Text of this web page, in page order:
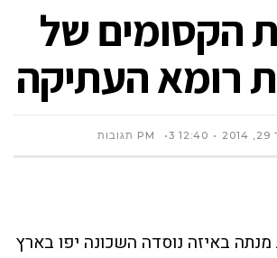
הקסומים של
רומא העתיקה
12:40 PM 3 תגובות
באיזה נוסדה השכונה יפו בארץ